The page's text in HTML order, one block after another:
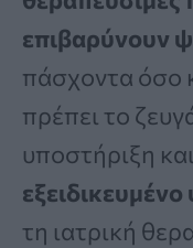
επιβαρύνουν
πάσχοντα όσο
πρέπει το
υποστήριξη
τη ιατρική